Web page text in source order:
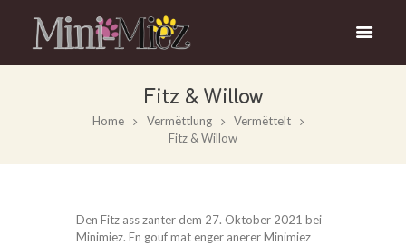
Fitz & Willow
Home Vermëttlung
Vermëttelt
Fitz & Willow
Den Fitz ass zanter dem 27. Oktober 2021 bei
Minimiez. En gouf mat enger anerer Minimiez